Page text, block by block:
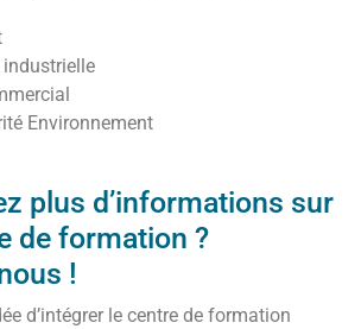
Environnement
plus d’informations sur
de formation ?
!
d’intégrer le centre de formation